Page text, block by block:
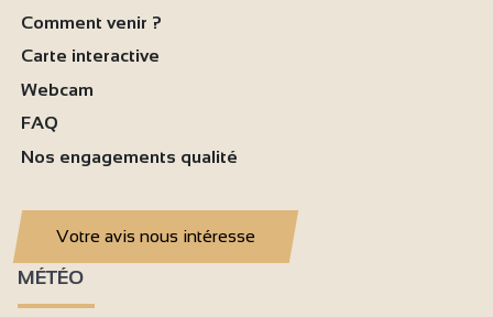
Comment venir ?
Carte interactive
Webcam
FAQ
Nos engagements qualité
Votre avis nous intéresse
MÉTÉO